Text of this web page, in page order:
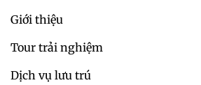
Giới thiệu
Tour trải nghiệm
Dịch vụ lưu trú